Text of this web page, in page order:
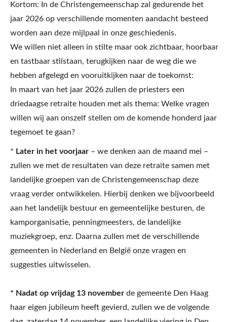
Kortom: In de Christengemeenschap zal gedurende het
jaar 2026 op verschillende momenten aandacht besteed
worden aan deze mijlpaal in onze geschiedenis.
We willen niet alleen in stilte maar ook zichtbaar, hoorbaar
en tastbaar stilstaan, terugkijken naar de weg die we
hebben afgelegd en vooruitkijken naar de toekomst:
In maart van het jaar 2026 zullen de priesters een
driedaagse retraite houden met als thema: Welke vragen
willen wij aan onszelf stellen om de komende honderd jaar
tegemoet te gaan?
* Later in het voorjaar – we denken aan de maand mei –
zullen we met de resultaten van deze retraite samen met
landelijke groepen van de Christengemeenschap deze
vraag verder ontwikkelen. Hierbij denken we bijvoorbeeld
aan het landelijk bestuur en gemeentelijke besturen, de
kamporganisatie, penningmeesters, de landelijke
muziekgroep, enz. Daarna zullen met de verschillende
gemeenten in Nederland en België onze vragen en
suggesties uitwisselen.
* Nadat op vrijdag 13 november de gemeente Den Haag
haar eigen jubileum heeft gevierd, zullen we de volgende